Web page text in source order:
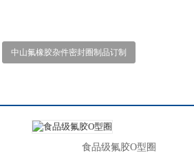
中山氟橡胶杂件密封圈制品订制
食品级氟胶O型圈